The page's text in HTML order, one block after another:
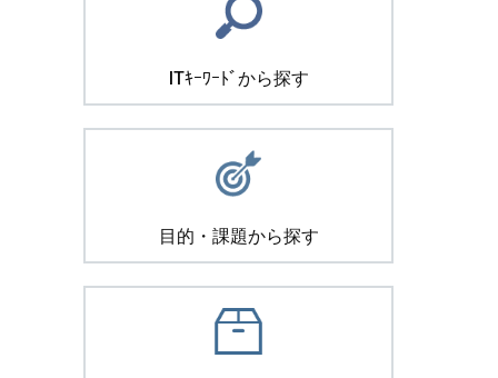
ITｷｰﾜｰﾄﾞから探す
目的・課題から探す